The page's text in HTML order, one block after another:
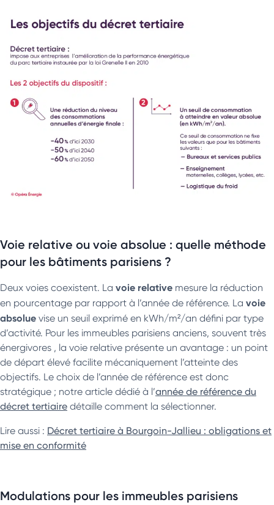
Voie relative ou voie absolue : quelle méthode
pour les bâtiments parisiens ?
Deux voies coexistent. La voie relative mesure la réduction
en pourcentage par rapport à l’année de référence. La voie
absolue vise un seuil exprimé en kWh/m²/an défini par type
d’activité. Pour les immeubles parisiens anciens, souvent très
énergivores , la voie relative présente un avantage : un point
de départ élevé facilite mécaniquement l’atteinte des
objectifs. Le choix de l’année de référence est donc
stratégique ; notre article dédié à l’année de référence du
décret tertiaire détaille comment la sélectionner.
Lire aussi : Décret tertiaire à Bourgoin-Jallieu : obligations et
mise en conformité
Modulations pour les immeubles parisiens